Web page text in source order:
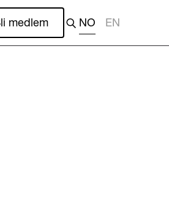
medlem NO EN